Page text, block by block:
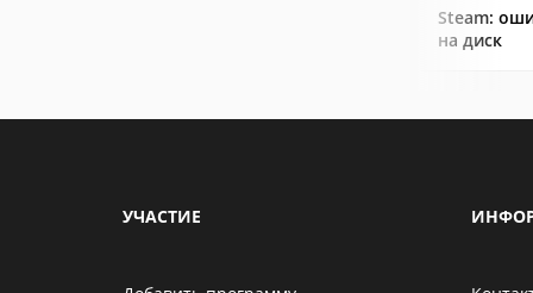
Steam:
на диск
УЧАСТИЕ